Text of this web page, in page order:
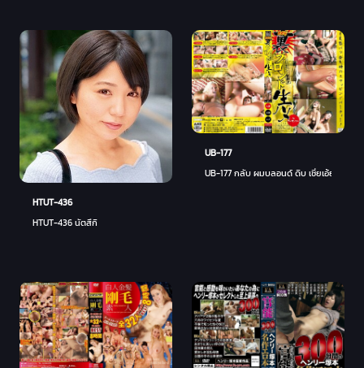
HTUT-436
HTUT-436 นัตสึกิ
UB-177
UB-177 กลับ ผมบลอนด์ ดิบ เชี่ยเอ้ย 177